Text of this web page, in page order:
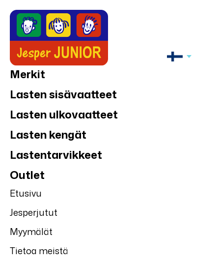
Merkit
Lasten sisävaatteet
Lasten ulkovaatteet
Lasten kengät
Lastentarvikkeet
Outlet
Etusivu
Jesperjutut
Myymälät
Tietoa meistä